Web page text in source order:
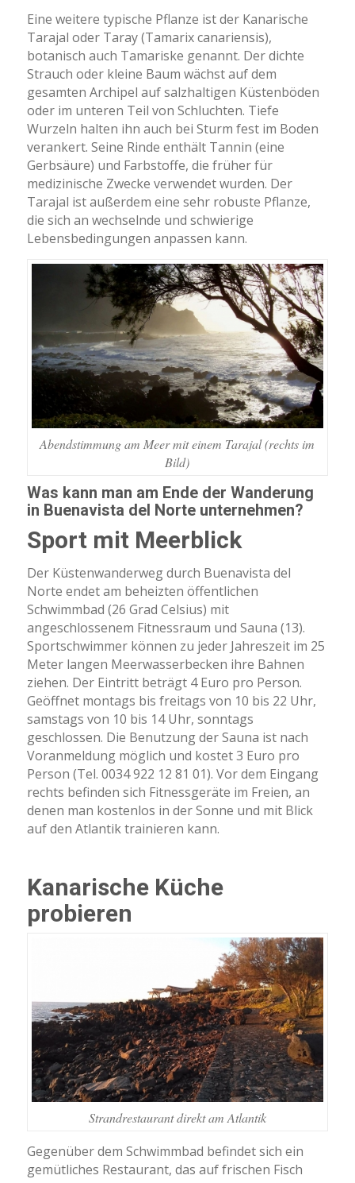
Eine weitere typische Pflanze ist der Kanarische
Tarajal oder Taray (Tamarix canariensis),
botanisch auch Tamariske genannt. Der dichte
Strauch oder kleine Baum wächst auf dem
gesamten Archipel auf salzhaltigen Küstenböden
oder im unteren Teil von Schluchten. Tiefe
Wurzeln halten ihn auch bei Sturm fest im Boden
verankert. Seine Rinde enthält Tannin (eine
Gerbsäure) und Farbstoffe, die früher für
medizinische Zwecke verwendet wurden. Der
Tarajal ist außerdem eine sehr robuste Pflanze,
die sich an wechselnde und schwierige
Lebensbedingungen anpassen kann.
Abendstimmung am Meer mit einem Tarajal (rechts im
Bild)
Was kann man am Ende der Wanderung
in Buenavista del Norte unternehmen?
Sport mit Meerblick
Der Küstenwanderweg durch Buenavista del
Norte endet am beheizten öffentlichen
Schwimmbad (26 Grad Celsius) mit
angeschlossenem Fitnessraum und Sauna (13).
Sportschwimmer können zu jeder Jahreszeit im 25
Meter langen Meerwasserbecken ihre Bahnen
ziehen. Der Eintritt beträgt 4 Euro pro Person.
Geöffnet montags bis freitags von 10 bis 22 Uhr,
samstags von 10 bis 14 Uhr, sonntags
geschlossen. Die Benutzung der Sauna ist nach
Voranmeldung möglich und kostet 3 Euro pro
Person (Tel. 0034 922 12 81 01). Vor dem Eingang
rechts befinden sich Fitnessgeräte im Freien, an
denen man kostenlos in der Sonne und mit Blick
auf den Atlantik trainieren kann.
Kanarische Küche
probieren
Strandrestaurant direkt am Atlantik
Gegenüber dem Schwimmbad befindet sich ein
gemütliches Restaurant, das auf frischen Fisch